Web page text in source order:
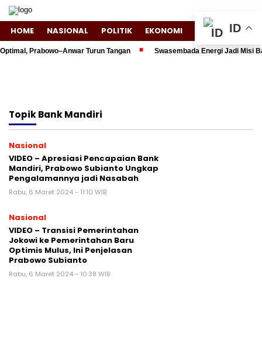
HOME NASIONAL POLITIK EKONOMI ENTERTAINMENT
Prabowo–Anwar Turun Tangan Swasembada Energi Jadi Misi
TopikBank Mandiri
Nasional
VIDEO – Apresiasi Pencapaian Bank
Mandiri, Prabowo Subianto Ungkap
Pengalamannya jadi Nasabah
Rabu, 6 Maret 2024 - 11:10 WIB
Nasional
VIDEO – Transisi Pemerintahan
Jokowi ke Pemerintahan Baru
Optimis Mulus, Ini Penjelasan
Prabowo Subianto
Rabu, 6 Maret 2024 - 10:38 WIB
ID